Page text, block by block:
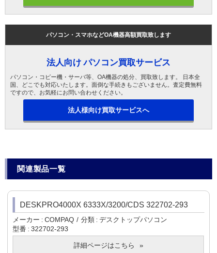
パソコン・スマホなどOA機器高額買取致します
法人向け パソコン買取サービス
パソコン・コピー機・サーバ等、OA機器の処分、買取致します。 日本全
国、どこでも対応いたします。面倒な手続きもございません。査定費無料
ですので、お気軽にお問い合わせください。
法人様向け買取サービスへ
関連製品一覧
DESKPRO4000X 6333X/3200/CDS 322702-293
メーカー COMPAQ 分類
デスクトップパソコン
型番
322702-293
詳細ページはこちら